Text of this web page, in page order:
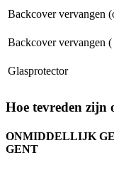
Backcover vervangen
Backcover vervangen
Glasprotector
Hoe tevreden zijn
ONMIDDELLIJK
GENT